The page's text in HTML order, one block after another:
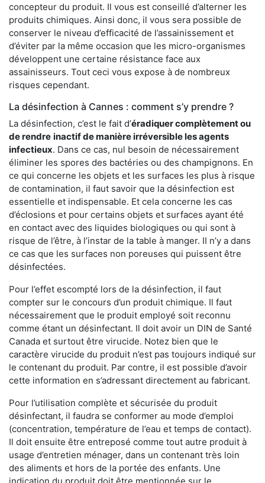
concepteur du produit. Il vous est conseillé d’alterner les
produits chimiques. Ainsi donc, il vous sera possible de
conserver le niveau d’efficacité de l’assainissement et
d’éviter par la même occasion que les micro-organismes
développent une certaine résistance face aux
assainisseurs. Tout ceci vous expose à de nombreux
risques cependant.
La désinfection à Cannes : comment s’y prendre ?
La désinfection, c’est le fait d’éradiquer complètement ou
de rendre inactif de manière irréversible les agents
infectieux. Dans ce cas, nul besoin de nécessairement
éliminer les spores des bactéries ou des champignons. En
ce qui concerne les objets et les surfaces les plus à risque
de contamination, il faut savoir que la désinfection est
essentielle et indispensable. Et cela concerne les cas
d’éclosions et pour certains objets et surfaces ayant été
en contact avec des liquides biologiques ou qui sont à
risque de l’être, à l’instar de la table à manger. II n’y a dans
ce cas que les surfaces non poreuses qui puissent être
désinfectées.
Pour l’effet escompté lors de la désinfection, il faut
compter sur le concours d’un produit chimique. Il faut
nécessairement que le produit employé soit reconnu
comme étant un désinfectant. Il doit avoir un DIN de Santé
Canada et surtout être virucide. Notez bien que le
caractère virucide du produit n’est pas toujours indiqué sur
le contenant du produit. Par contre, il est possible d’avoir
cette information en s’adressant directement au fabricant.
Pour l’utilisation complète et sécurisée du produit
désinfectant, il faudra se conformer au mode d’emploi
(concentration, température de l’eau et temps de contact).
Il doit ensuite être entreposé comme tout autre produit à
usage d’entretien ménager, dans un contenant très loin
des aliments et hors de la portée des enfants. Une